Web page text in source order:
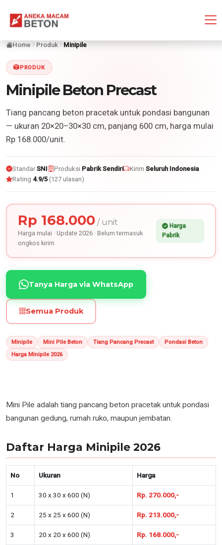
Home Produk Minipile
PRODUK
Minipile Beton Precast
Tiang pancang beton pracetak untuk pondasi bangunan
— ukuran 20×20–30×30 cm, panjang 600 cm, harga mulai
Rp 168.000/unit.
StandarSNI Produksi Pabrik Sendiri Kirim Seluruh Indonesia
Rating 4.9/5(127 ulasan)
Rp 168.000 / unit
Harga mulai · Update 2026 · Belum termasuk
ongkos kirim
Harga
Pabrik
Tanya Harga via WhatsApp
Semua Produk
Minipile Mini Pile Beton Tiang Pancang Precast
Pondasi Beton
Harga Minipile 2026
Mini Pile adalah tiang pancang beton pracetak untuk pondasi
bangunan gedung, rumah ruko, maupun jembatan.
Daftar Harga Minipile 2026
No Ukuran Harga
1 30 x 30 x 600 (N) Rp. 270.000,-
2 25 x 25 x 600 (N) Rp. 213.000,-
3 20 x 20 x 600 (N) Rp. 168.000,-